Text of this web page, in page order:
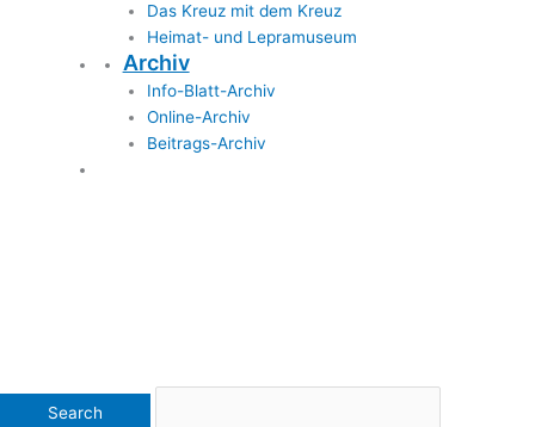
Das Kreuz mit dem Kreuz
Heimat- und Lepramuseum
Archiv
Info-Blatt-Archiv
Online-Archiv
Beitrags-Archiv